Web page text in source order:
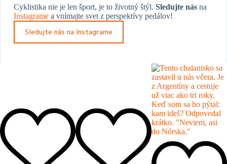
Cyklistika nie je len šport, je to životný štýl. Sledujte násna
Instagramea vnímajte svet z perspektívy pedálov!
Sledujte nás na Instagrame